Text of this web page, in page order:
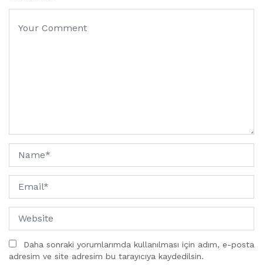
Daha sonraki yorumlarımda kullanılması için adım, e-posta
adresim ve site adresim bu tarayıcıya kaydedilsin.